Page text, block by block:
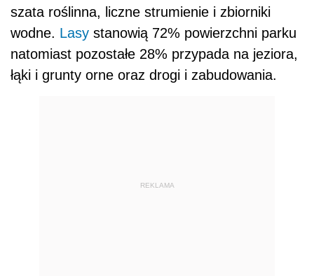
szata roślinna, liczne strumienie i zbiorniki
wodne. Lasy stanowią 72% powierzchni parku
natomiast pozostałe 28% przypada na jeziora,
łąki i grunty orne oraz drogi i zabudowania.
REKLAMA